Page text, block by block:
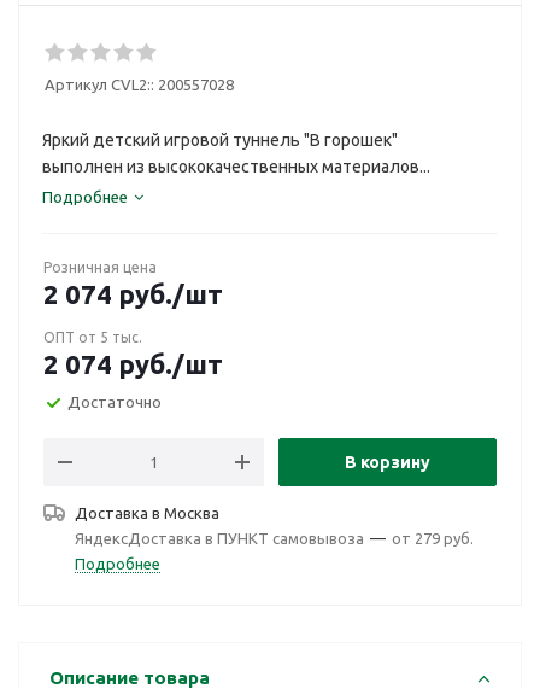
Артикул CVL2:: 200557028
Яркий детский игровой туннель "В горошек"
выполнен из высококачественных материалов...
Подробнее
Розничная цена
2 074 руб./шт
ОПТ от 5 тыс.
2 074 руб./шт
Достаточно
В корзину
Доставка в Москва
ЯндексДоставка в ПУНКТ самовывоза — от 279 руб.
Подробнее
Описание товара